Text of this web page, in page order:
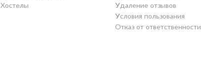
Хостелы
Удаление отзывов
Условия пользования
Отказ от ответственности